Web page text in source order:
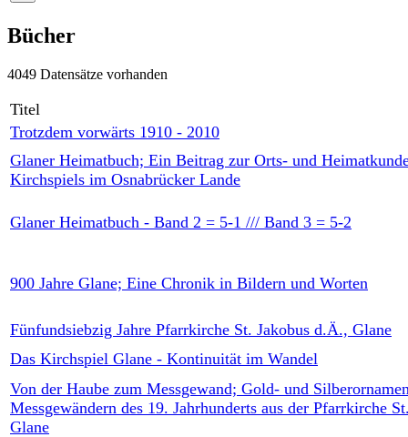
Bücher
4049 Datensätze vorhanden
Titel
Trotzdem vorwärts 1910 - 2010
Glaner Heimatbuch; Ein Beitrag zur Orts- und
Kirchspiels im Osnabrücker Lande
Glaner Heimatbuch - Band 2 = 5-1 /// Band 3 = 5-2
900 Jahre Glane; Eine Chronik in Bildern und Worten
Fünfundsiebzig Jahre Pfarrkirche St. Jakobus d.Ä., Glane
Das Kirchspiel Glane - Kontinuität im Wandel
Von der Haube zum Messgewand; Gold- und
Messgewändern des 19. Jahrhunderts aus der Pfarrkirche
Glane